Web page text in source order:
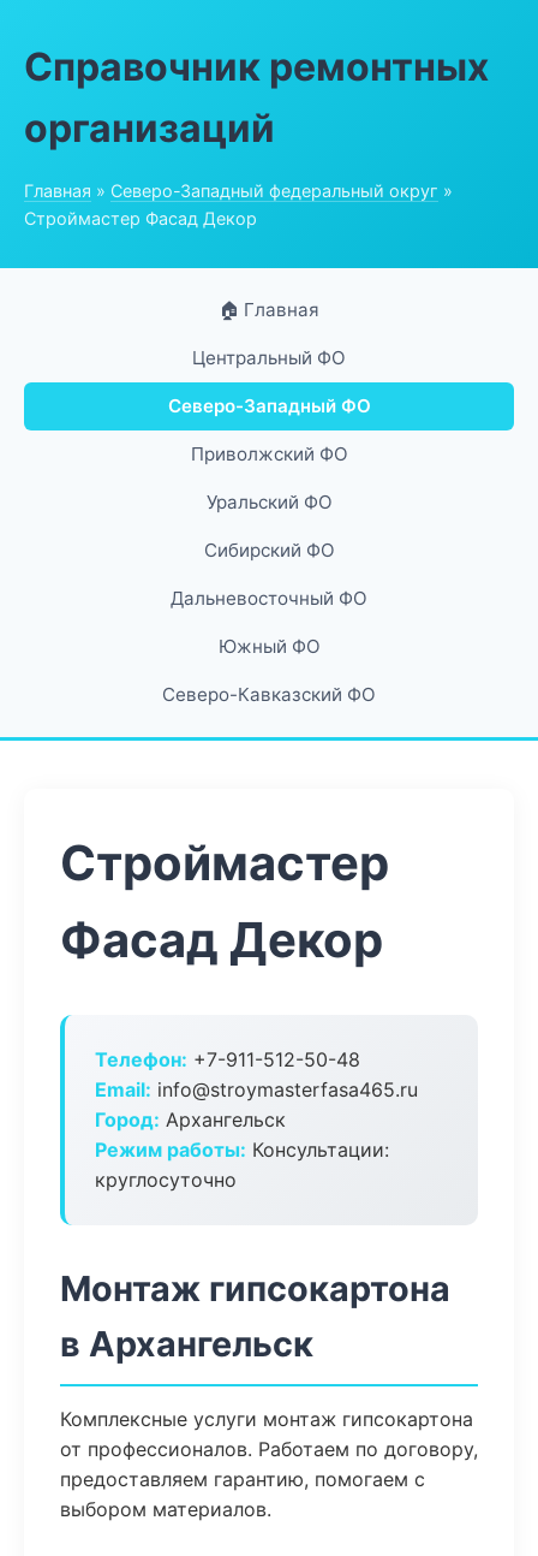
Справочник ремонтных
организаций
Главная » Северо-Западный федеральный округ »
Строймастер Фасад Декор
🏠 Главная
Центральный ФО
Северо-Западный ФО
Приволжский ФО
Уральский ФО
Сибирский ФО
Дальневосточный ФО
Южный ФО
Северо-Кавказский ФО
Строймастер
Фасад Декор
Телефон: +7-911-512-50-48
Email: info@stroymasterfasa465.ru
Город: Архангельск
Режим работы: Консультации:
круглосуточно
Монтаж гипсокартона
в Архангельск
Комплексные услуги монтаж гипсокартона
от профессионалов. Работаем по договору,
предоставляем гарантию, помогаем с
выбором материалов.